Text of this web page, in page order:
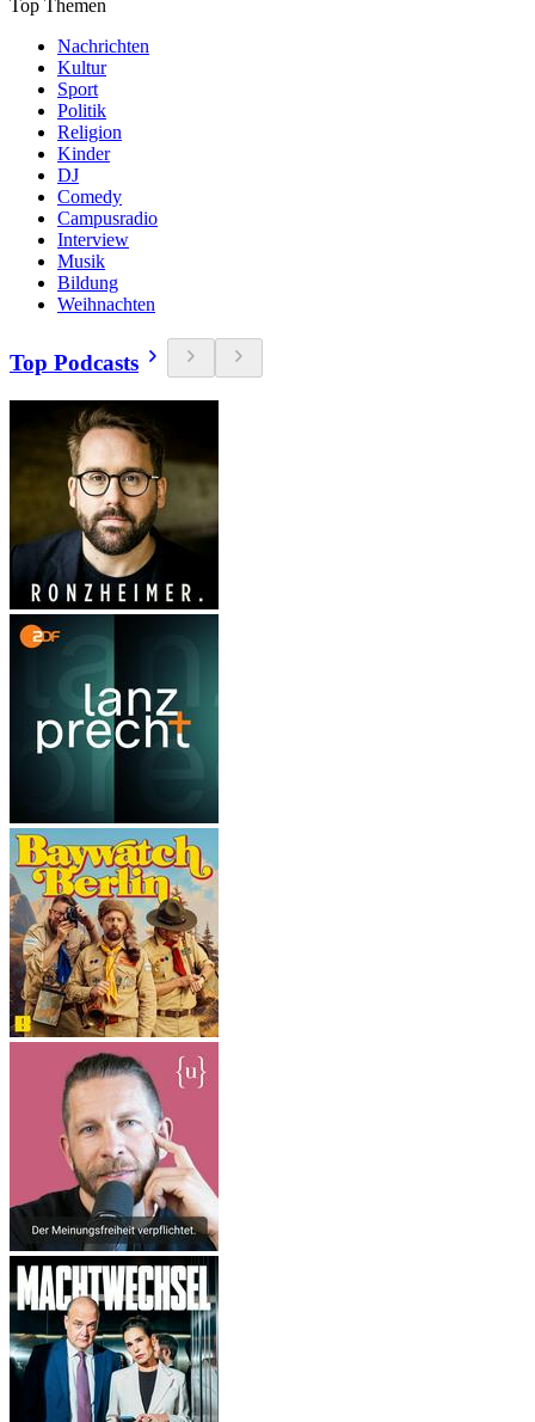
Top Themen
Nachrichten
Kultur
Sport
Politik
Religion
Kinder
DJ
Comedy
Campusradio
Interview
Musik
Bildung
Weihnachten
Top Podcasts